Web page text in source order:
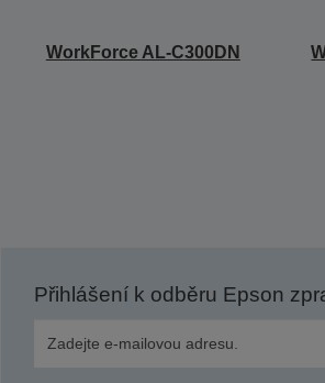
WorkForce AL-C300DN
Přihlášení k odběru Epson